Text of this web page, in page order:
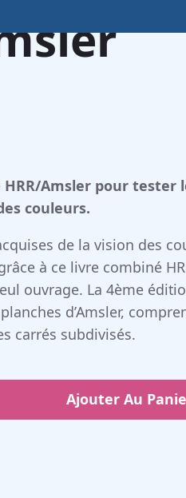
Amsler pour tester
couleurs.
de la vision des
à ce livre combiné
ouvrage. La 4ème
d’Amsler,
carrés subdivisés.
Ajouter Au